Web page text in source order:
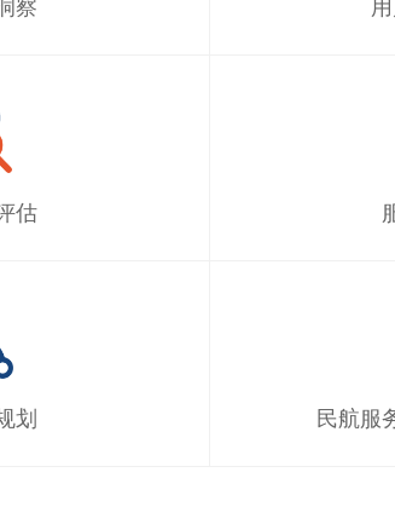
察
估
划 民航服